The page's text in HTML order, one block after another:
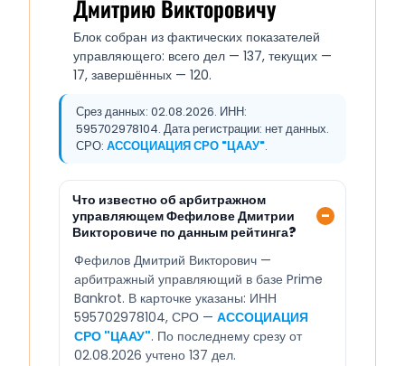
Дмитрию Викторовичу
Блок собран из фактических показателей
управляющего: всего дел — 137, текущих —
17, завершённых — 120.
Срез данных: 02.08.2026. ИНН:
595702978104. Дата регистрации: нет данных.
СРО: АССОЦИАЦИЯ СРО "ЦААУ".
Что известно об арбитражном
управляющем Фефилове Дмитрии
Викторовиче по данным рейтинга?
Фефилов Дмитрий Викторович —
арбитражный управляющий в базе Prime
Bankrot. В карточке указаны: ИНН
595702978104, СРО — АССОЦИАЦИЯ
СРО "ЦААУ". По последнему срезу от
02.08.2026 учтено 137 дел.